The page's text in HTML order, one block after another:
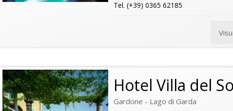
Tel. (+39) 0365 62185
Hotel Villa del
Gardone - Lago di Garda